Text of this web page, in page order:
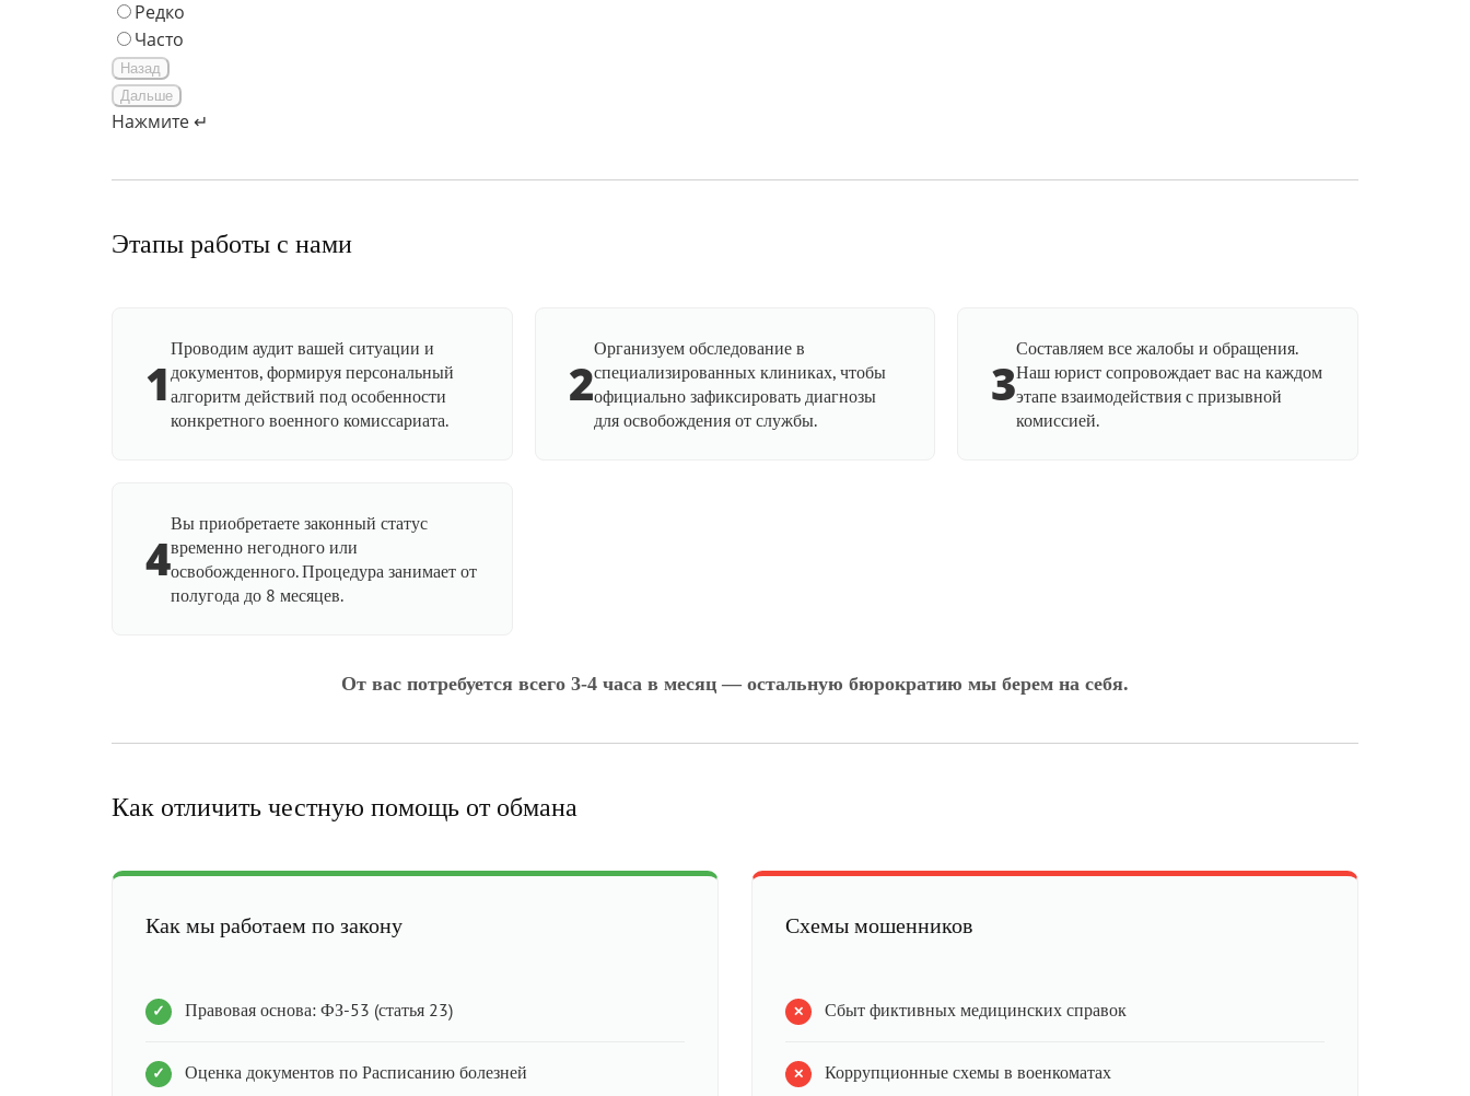
Редко
Часто
Назад
Дальше
Нажмите ↵
Этапы работы с нами
1
Проводим аудит вашей ситуации и
документов, формируя персональный
алгоритм действий под особенности
конкретного военного комиссариата.
2
Организуем обследование в
специализированных клиниках, чтобы
официально зафиксировать диагнозы
для освобождения от службы.
3
Составляем все жалобы и обращения.
Наш юрист сопровождает вас на каждом
этапе взаимодействия с призывной
комиссией.
4
Вы приобретаете законный статус
временно негодного или
освобожденного. Процедура занимает от
полугода до 8 месяцев.
От вас потребуется всего 3-4 часа в месяц — остальную бюрократию мы берем на себя.
Как отличить честную помощь от обмана
Как мы работаем по закону
Правовая основа: ФЗ-53 (статья 23)
Оценка документов по Расписанию болезней
Схемы мошенников
Сбыт фиктивных медицинских справок
Коррупционные схемы в военкоматах